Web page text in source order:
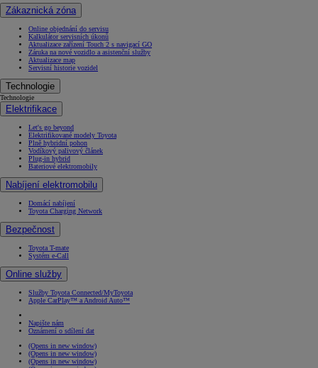
Zákaznická zóna
Online objednání do servisu
Kalkulátor servisních úkonů
Aktualizace zařízení Touch 2 s navigací GO
Záruka na nové vozidlo a asistenční služby
Aktualizace map
Servisní historie vozidel
Technologie
Technologie
Elektrifikace
Let's go beyond
Elektrifikované modely Toyota
Plně hybridní pohon
Vodíkový palivový článek
Plug-in hybrid
Bateriové elektromobily
Nabíjení elektromobilu
Domácí nabíjení
Toyota Charging Network
Bezpečnost
Toyota T-mate
Systém e-Call
Online služby
Služby Toyota Connected/MyToyota
Apple CarPlay™ a Android Auto™
Napište nám
Oznámení o sdílení dat
(Opens in new window)
(Opens in new window)
(Opens in new window)